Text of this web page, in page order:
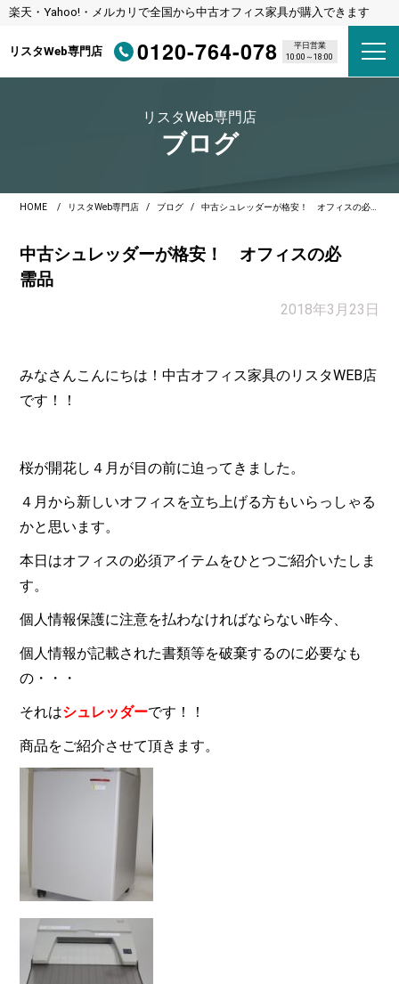
楽天・Yahoo!・メルカリで全国から中古オフィス家具が購入できます
リスタWeb専門店 0120-764-078
平日営業
10:00～18:00
リスタWeb専門店
ブログ
HOME リスタWeb専門店 ブログ 中古シュレッダーが格安！ オフィスの必需品
中古シュレッダーが格安！ オフィスの必
需品
2018年3月23日
みなさんこんにちは！中古オフィス家具のリスタWEB店
です！！
桜が開花し４月が目の前に迫ってきました。
４月から新しいオフィスを立ち上げる方もいらっしゃる
かと思います。
本日はオフィスの必須アイテムをひとつご紹介いたしま
す。
個人情報保護に注意を払わなければならない昨今、
個人情報が記載された書類等を破棄するのに必要なも
の・・・
それはシュレッダーです！！
商品をご紹介させて頂きます。